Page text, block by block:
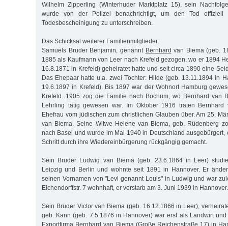
Wilhelm Zipperling (Winterhuder Marktplatz 15), sein
wurde von der Polizei benachrichtigt, um den Tod offiziell
Todesbescheinigung zu unterschreiben.
Das Schicksal weiterer Familienmitglieder:
Samuels Bruder Benjamin, genannt Bernhard van Biema (geb.
1885 als Kaufmann von Leer nach Krefeld gezogen, wo er 1894
16.8.1871 in Krefeld) geheiratet hatte und seit circa 1890 eine
Das Ehepaar hatte u.a. zwei Töchter: Hilde (geb. 13.11.1894 in
19.6.1897 in Krefeld). Bis 1897 war der Wohnort Hamburg
Krefeld. 1905 zog die Familie nach Bochum, wo Bernhard van
Lehrling tätig gewesen war. Im Oktober 1916 traten
Ehefrau vom jüdischen zum christlichen Glauben über. Am 25.
van Biema. Seine Witwe Helene van Biema, geb. Rüdenberg
nach Basel und wurde im Mai 1940 in Deutschland ausgebürgert,
Schritt durch ihre Wiedereinbürgerung rückgängig gemacht.
Sein Bruder Ludwig van Biema (geb. 23.6.1864 in Leer)
Leipzig und Berlin und wohnte seit 1891 in Hannover. Er
seinen Vornamen von "Levi genannt Louis" in Ludwig und war
Eichendorffstr. 7 wohnhaft, er verstarb am 3. Juni 1939 in Hannover.
Sein Bruder Victor van Biema (geb. 16.12.1866 in Leer),
geb. Kann (geb. 7.5.1876 in Hannover) war erst als Landwirt
Exportfirma Bernhard van Biema (Große Reichenstraße 17) in